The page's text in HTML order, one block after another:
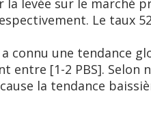
la levée sur le marché
Le taux
connu une tendance
[1-2 PBS]. Selon
la tendance